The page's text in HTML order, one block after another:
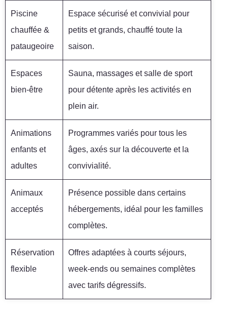
Piscine
chauffée &
pataugeoire
Espace sécurisé et convivial pour
petits et grands, chauffé toute la
saison.
Espaces
bien-être
Sauna, massages et salle de sport
pour détente après les activités en
plein air.
Animations
enfants et
adultes
Programmes variés pour tous les
âges, axés sur la découverte et la
convivialité.
Animaux
acceptés
Présence possible dans certains
hébergements, idéal pour les familles
complètes.
Réservation
flexible
Offres adaptées à courts séjours,
week-ends ou semaines complètes
avec tarifs dégressifs.